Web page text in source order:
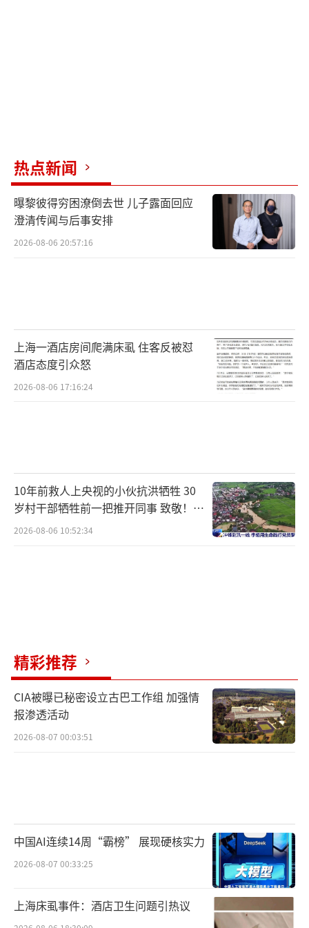
热点新闻
曝黎彼得穷困潦倒去世 儿子露面回应
澄清传闻与后事安排
2026-08-06 20:57:16
上海一酒店房间爬满床虱 住客反被怼
酒店态度引众怒
2026-08-06 17:16:24
10年前救人上央视的小伙抗洪牺牲 30
岁村干部牺牲前一把推开同事 致敬！送
别！
2026-08-06 10:52:34
精彩推荐
CIA被曝已秘密设立古巴工作组 加强情
报渗透活动
2026-08-07 00:03:51
中国AI连续14周“霸榜” 展现硬核实力
2026-08-07 00:33:25
上海床虱事件：酒店卫生问题引热议